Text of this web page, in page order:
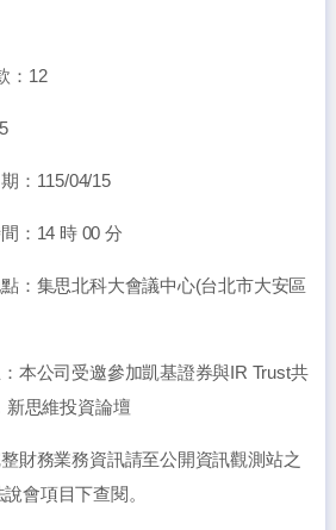
：12
：115/04/15
：14 時 00 分
：集思北科大會議中心(台北市大安區
本公司受邀參加凱基證券與IR Trust共
新思維投資論壇
財務業務資訊請至公開資訊觀測站之
會項目下查閱。